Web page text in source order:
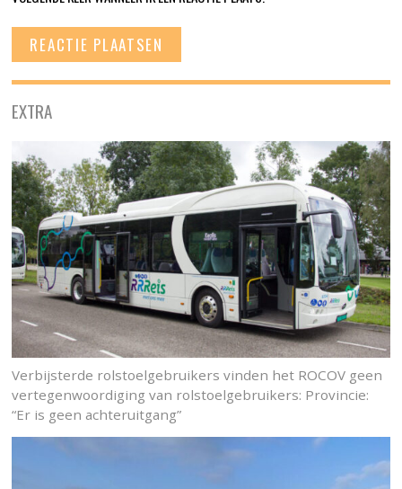
EXTRA
Verbijsterde rolstoelgebruikers vinden het ROCOV geen
vertegenwoordiging van rolstoelgebruikers: Provincie:
“Er is geen achteruitgang”